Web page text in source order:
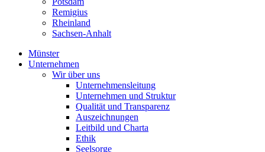
Remigius
Rheinland
Sachsen-Anhalt
Münster
Unternehmen
Wir über uns
Unternehmensleitung
Unternehmen und Struktur
Qualität und Transparenz
Auszeichnungen
Leitbild und Charta
Ethik
Seelsorge